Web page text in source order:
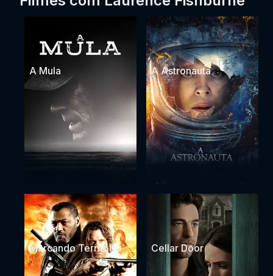
A Mula A Astronauta
Marcando Território Cellar Door